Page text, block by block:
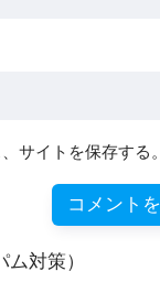
サイトを保存する。
対策）